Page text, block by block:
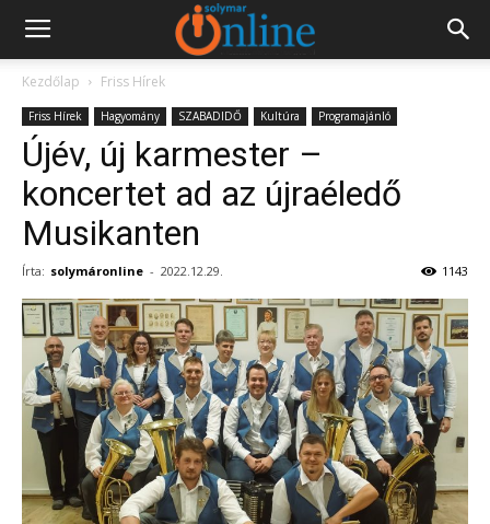
Kezdőlap Friss Hírek
Friss Hírek Hagyomány SZABADIDŐ Kultúra Programajánló
Újév, új karmester –
koncertet ad az újraéledő
Musikanten
Írta: solymáronline - 2022.12.29. 1143